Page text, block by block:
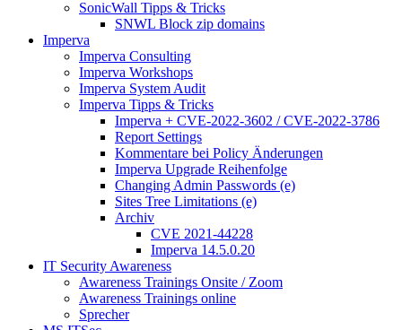
SonicWall Tipps & Tricks
SNWL Block zip domains
Imperva
Imperva Consulting
Imperva Workshops
Imperva System Audit
Imperva Tipps & Tricks
Imperva + CVE-2022-3602 / CVE-2022-3786
Report Settings
Kommentare bei Policy Änderungen
Imperva Upgrade Reihenfolge
Changing Admin Passwords (e)
Sites Tree Limitations (e)
Archiv
CVE 2021-44228
Imperva 14.5.0.20
IT Security Awareness
Awareness Trainings Onsite / Zoom
Awareness Trainings online
Sprecher